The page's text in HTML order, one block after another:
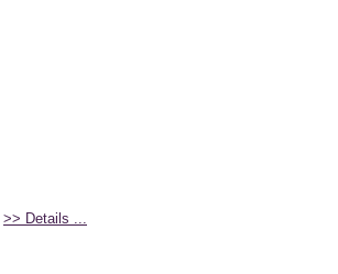
>> Details ...